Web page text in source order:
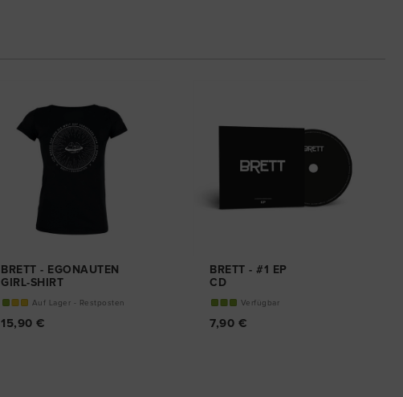
BRETT - EGONAUTEN
GIRL-SHIRT
Auf Lager - Restposten
15,90 €
BRETT - #1 EP
CD
Verfügbar
7,90 €